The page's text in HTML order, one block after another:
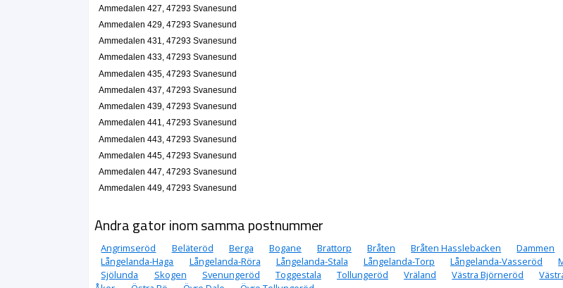
Ammedalen 427, 47293 Svanesund
Ammedalen 429, 47293 Svanesund
Ammedalen 431, 47293 Svanesund
Ammedalen 433, 47293 Svanesund
Ammedalen 435, 47293 Svanesund
Ammedalen 437, 47293 Svanesund
Ammedalen 439, 47293 Svanesund
Ammedalen 441, 47293 Svanesund
Ammedalen 443, 47293 Svanesund
Ammedalen 445, 47293 Svanesund
Ammedalen 447, 47293 Svanesund
Ammedalen 449, 47293 Svanesund
Andra gator inom samma postnummer
Angrimseröd Beläteröd Berga Bogane Brattorp Bråten Bråten Hasslebacken Dammen
Långelanda-Haga
Långelanda-Röra Långelanda-Stala Långelanda-Torp Långelanda-Vasseröd
Sjölunda
Skogen Svenungeröd Toggestala Tollungeröd Vräland Västra Björneröd